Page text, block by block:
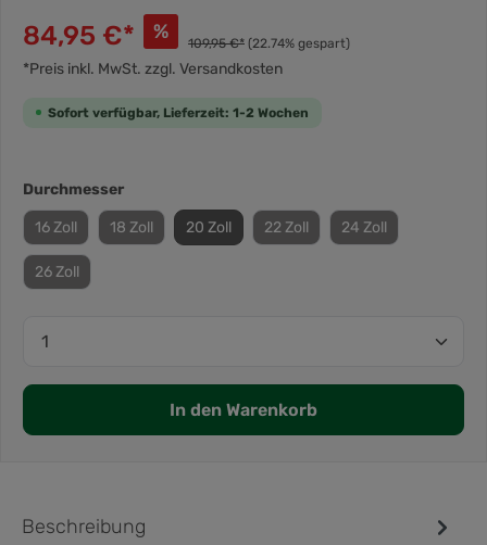
84,95 €* % 109,95 €* (22.74% gespart)
*Preis inkl. MwSt. zzgl. Versandkosten
Sofort verfügbar, Lieferzeit: 1-2 Wochen
Durchmesser
16 Zoll 18 Zoll 20 Zoll 22 Zoll 24 Zoll
26 Zoll
In den Warenkorb
Beschreibung